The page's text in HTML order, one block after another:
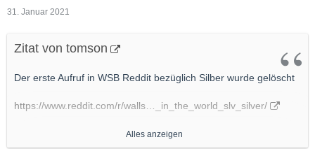
31. Januar 2021
Zitat von tomson
Der erste Aufruf in WSB Reddit bezüglich Silber wurde gelöscht
https://www.reddit.com/r/walls…_in_the_world_slv_silver/
Dort ging es im Kern um ""Buy AG and PSLV,
Alles anzeigen